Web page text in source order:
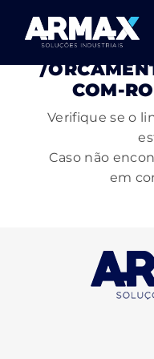
PÁGINA
/
COM-
Verifique se o
Caso não
em